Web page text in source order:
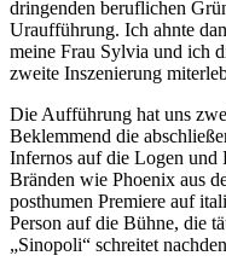
dringenden beruflichen
Uraufführung. Ich ahnte
meine Frau Sylvia und ich
zweite Inszenierung
Die Aufführung hat uns
Beklemmend die
Infernos auf die Logen und
Bränden wie Phoenix aus
posthumen Premiere auf
Person auf die Bühne, die
„Sinopoli“ schreitet